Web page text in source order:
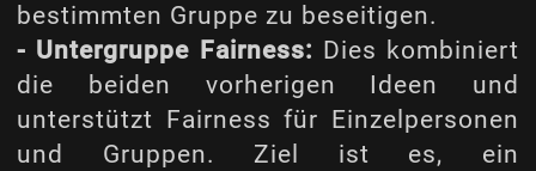
bestimmten Gruppe zu beseitigen.
- Untergruppe Fairness: Dies kombiniert
die beiden vorherigen Ideen und
unterstützt Fairness für Einzelpersonen
und Gruppen. Ziel ist es, ein